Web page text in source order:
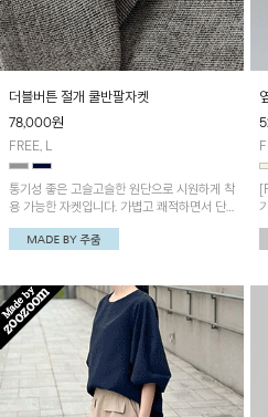
더블버튼 절개 쿨반팔자켓
78,000원
FREE, L
통기성 좋은 고슬고슬한 원단으로 시원하게 착
용 가능한 자켓입니다. 가볍고 쾌적하면서 단
정한 무드로 여름 데일리룩부터 오피스룩까지
활용하기 좋아요~